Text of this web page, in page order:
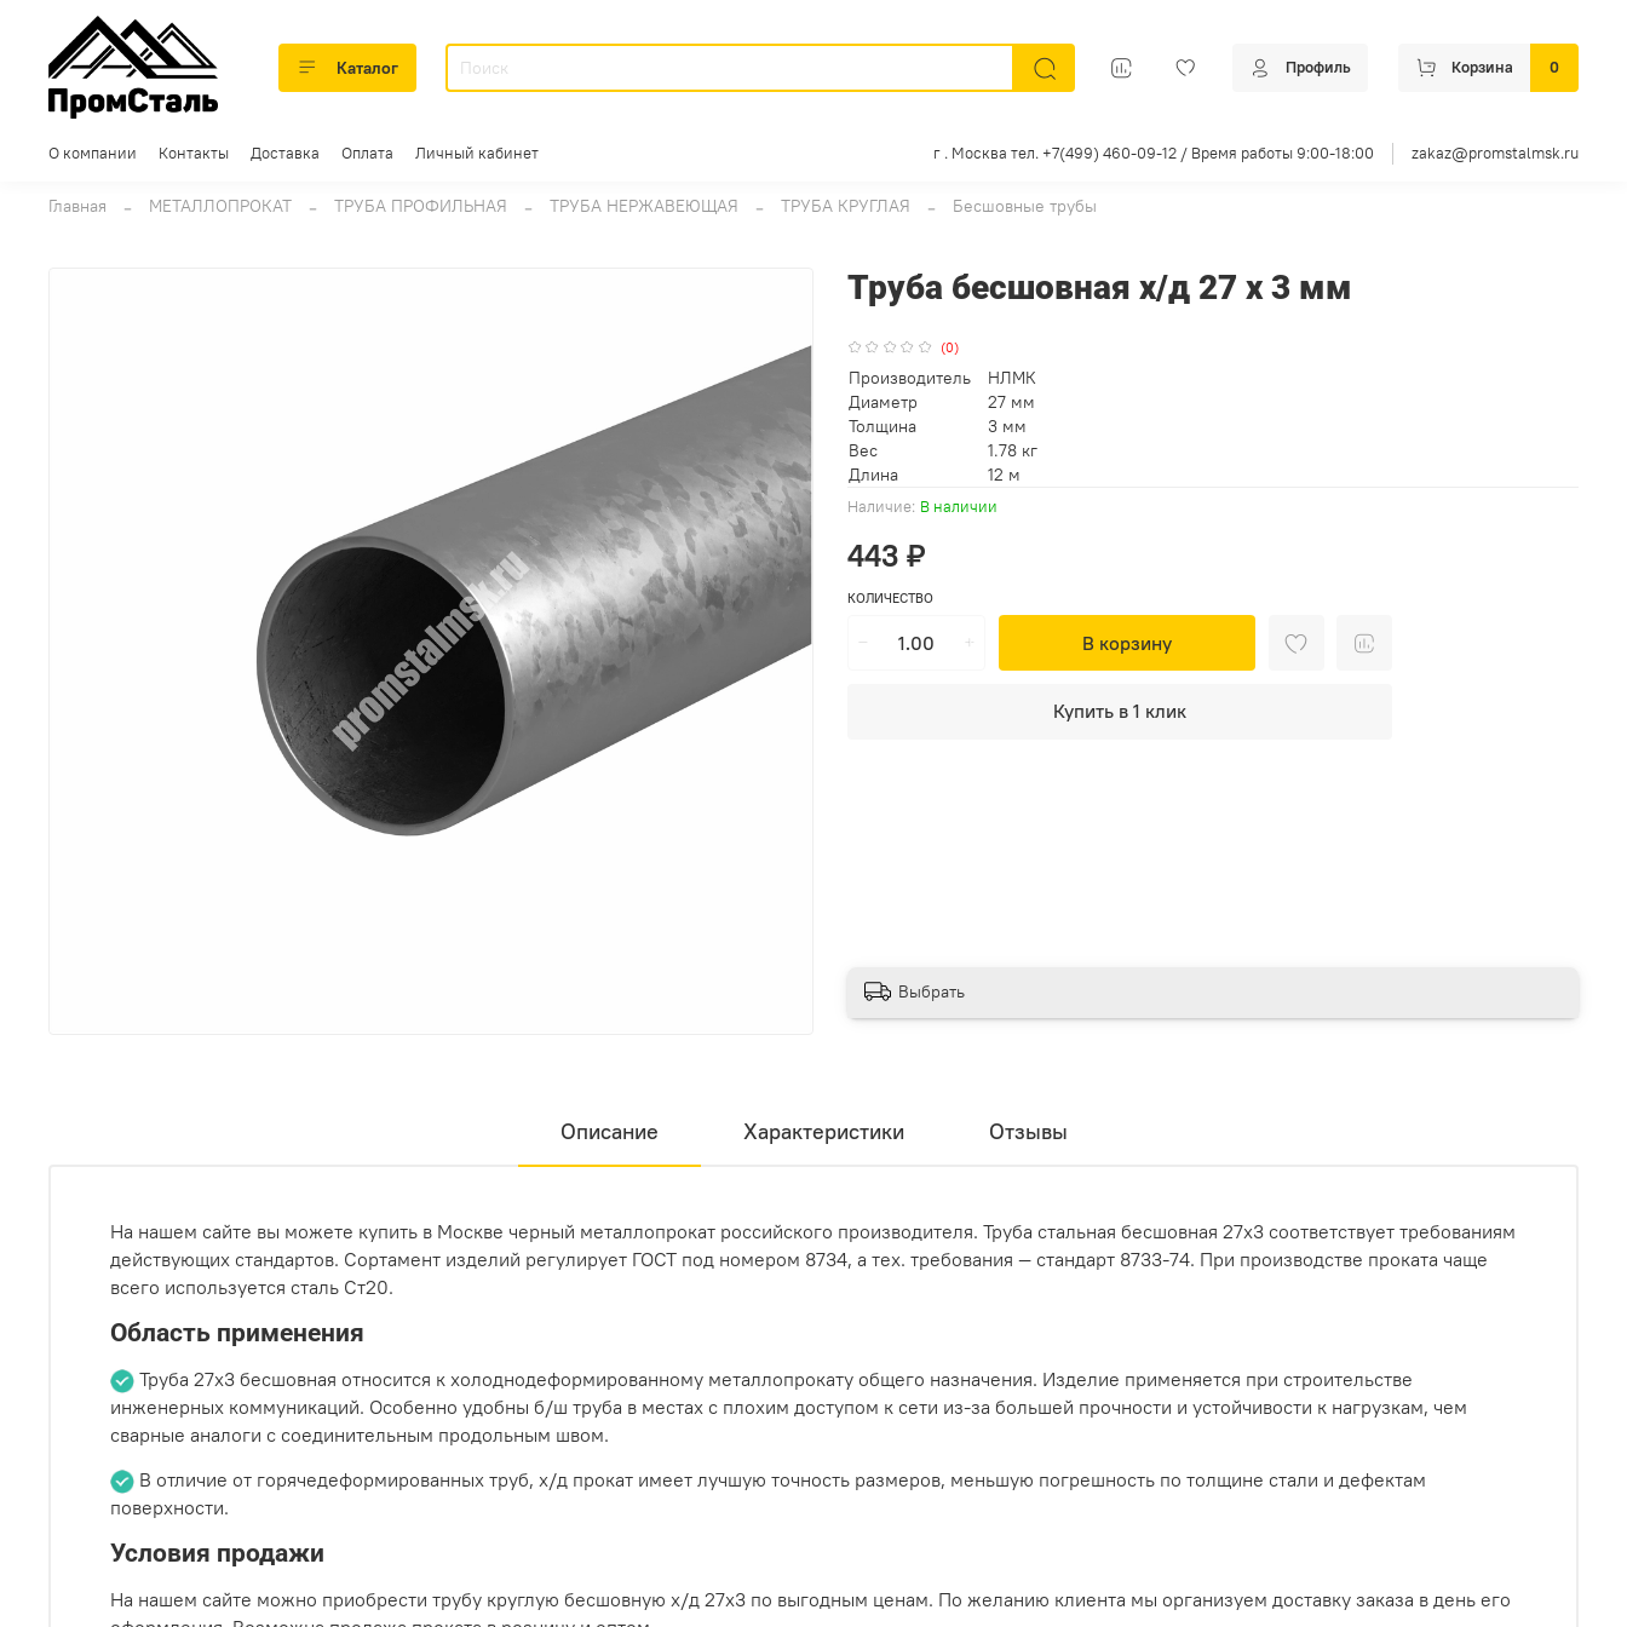
Каталог Профиль Корзина 0
О компании Контакты Доставка Оплата Личный кабинет г . Москва тел. +7(499) 460-09-12 / Время работы 9:00-18:00 zakaz@promstalmsk.ru
Главная МЕТАЛЛОПРОКАТ ТРУБА ПРОФИЛЬНАЯ ТРУБА НЕРЖАВЕЮЩАЯ ТРУБА КРУГЛАЯ Бесшовные трубы
(0)
Наличие: В наличии
Труба бесшовная х/д 27 х 3 мм
443 ₽
КОЛИЧЕСТВО
В корзину
Купить в 1 клик
Производитель
НЛМК
Диаметр
27 мм
Толщина
3 мм
Вес
1.78 кг
Длина
12 м
Выбрать
Описание Характеристики Отзывы
На нашем сайте вы можете купить в Москве черный металлопрокат российского производителя. Труба стальная бесшовная 27х3 соответствует требованиям
действующих стандартов. Сортамент изделий регулирует ГОСТ под номером 8734, а тех. требования — стандарт 8733-74. При производстве проката чаще
всего используется сталь Ст20.
Область применения
Труба 27х3 бесшовная относится к холоднодеформированному металлопрокату общего назначения. Изделие применяется при строительстве
инженерных коммуникаций. Особенно удобны б/ш труба в местах с плохим доступом к сети из-за большей прочности и устойчивости к нагрузкам, чем
сварные аналоги с соединительным продольным швом.
В отличие от горячедеформированных труб, х/д прокат имеет лучшую точность размеров, меньшую погрешность по толщине стали и дефектам
поверхности.
Условия продажи
На нашем сайте можно приобрести трубу круглую бесшовную х/д 27х3 по выгодным ценам. По желанию клиента мы организуем доставку заказа в день его